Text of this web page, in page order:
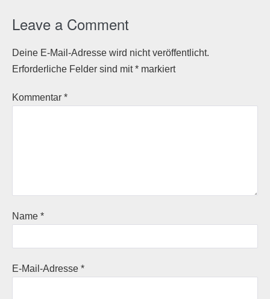
Leave a Comment
Deine E-Mail-Adresse wird nicht veröffentlicht.
Erforderliche Felder sind mit* markiert
Kommentar *
Name *
E-Mail-Adresse *